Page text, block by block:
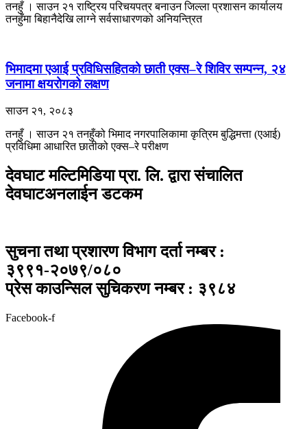
तनहुँ । साउन २१ राष्ट्रिय परिचयपत्र बनाउन जिल्ला प्रशासन कार्यालय
तनहुँमा बिहानैदेखि लाग्ने सर्वसाधारणको अनियन्त्रित
भिमादमा एआई प्रविधिसहितको छाती एक्स–रे शिविर सम्पन्न, २४
जनामा क्षयरोगको लक्षण
साउन २१, २०८३
तनहुँ । साउन २१ तनहुँको भिमाद नगरपालिकामा कृत्रिम बुद्धिमत्ता (एआई)
प्रविधिमा आधारित छातीको एक्स–रे परीक्षण
देवघाट मल्टिमिडिया प्रा. लि. द्वारा संचालित
देवघाटअनलाईन डटकम
सुचना तथा प्रशारण विभाग दर्ता नम्बर :
३९९१-२०७९/०८०
प्रेस काउन्सिल सुचिकरण नम्बर : ३९८४
Facebook-f